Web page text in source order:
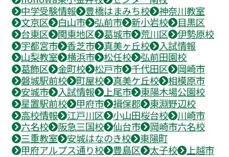
中学受験情報
豊橋はまみち校
神奈川教室
文京区
白山市 弘前市 新小岩校
目黒区
台東区
関東地区 葛城市 荒川区
伊勢原校
宇都宮市
香芝市 真美ヶ丘校
入試情報
山梨教室
横浜市 松任校
弘前田園校
葛飾区
金町校 松戸市 千代田区
岡崎市
磐城駅前校
町屋校 真美ケ丘校
相模原市
安城市
入試情報 上尾市
東陽木場公園校
星置駅前校
甲府市 揖保郡
東淵野辺校
高校情報
江戸川区 小山田桜台校
川崎市
六名校
阪急三国校 仙台市
岡崎市六名校
三重教室
安城はなのき校
東陽町
甲府アルプス通り校
豊島区 太子校
上越市